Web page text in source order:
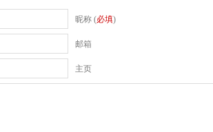
昵称 (必填)
邮箱
主页